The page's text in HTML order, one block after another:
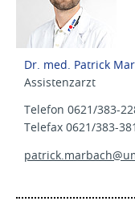
Dr. med. Patrick
Assistenzarzt
Telefon 0621/383-
Telefax 0621/383-
patrick.marbach@